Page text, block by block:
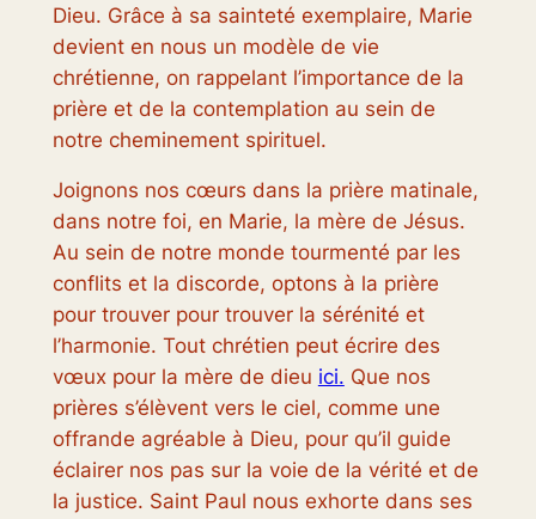
Dieu. Grâce à sa sainteté exemplaire, Marie
devient en nous un modèle de vie
chrétienne, on rappelant l’importance de la
prière et de la contemplation au sein de
notre cheminement spirituel.
Joignons nos cœurs dans la prière matinale,
dans notre foi, en Marie, la mère de Jésus.
Au sein de notre monde tourmenté par les
conflits et la discorde, optons à la prière
pour trouver pour trouver la sérénité et
l’harmonie. Tout chrétien peut écrire des
vœux pour la mère de dieu ici. Que nos
prières s’élèvent vers le ciel, comme une
offrande agréable à Dieu, pour qu’il guide
éclairer nos pas sur la voie de la vérité et de
la justice. Saint Paul nous exhorte dans ses